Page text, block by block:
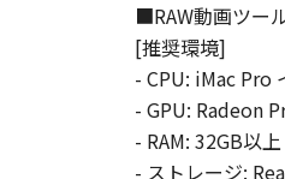
■RAW動画ツー
[推奨環境]
- CPU: iMac Pro
- GPU: Radeon
- RAM: 32GB以上
- ストレージ: